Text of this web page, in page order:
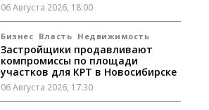
06 Августа 2026, 18:00
Бизнес Власть Недвижимость
Застройщики продавливают
компромиссы по площади
участков для КРТ в Новосибирске
06 Августа 2026, 17:30